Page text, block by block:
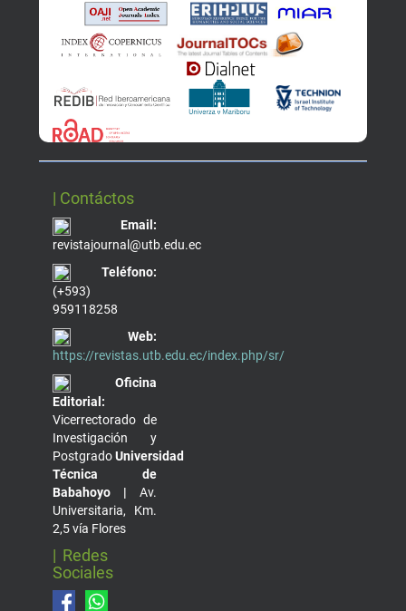
| Contáctos
Email:
revistajournal@utb.edu.ec
Teléfono:
(+593)
959118258
Web:
https://revistas.utb.edu.ec/index.php/sr/
Oficina
Editorial:
Vicerrectorado de
Investigación y
PostgradoUniversidad
Técnica de
Babahoyo | Av.
Universitaria, Km.
2,5 vía Flores
| Redes
Sociales